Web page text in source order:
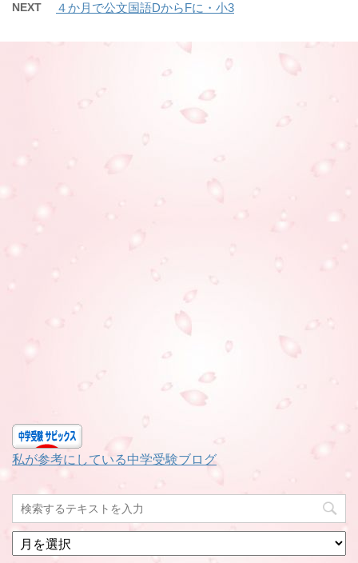
NEXT ４か月で公文国語DからFに・小3
私が参考にしている中学受験ブログ
月
別